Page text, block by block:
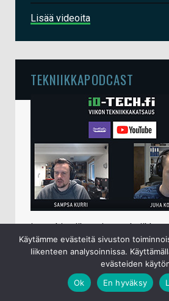
Lisää videoita
TEKNIIKKAPODCAST
io-techin viikottainen
perjantaisin klo 15 live-
Sampsa ja Juha käyvät
viikon ajalta ajankohtaiset
mobiiliaiheet.
Käytämme evästeitä sivuston
liikenteen analysoinnissa.
evästeiden
Ok
En hyväksy